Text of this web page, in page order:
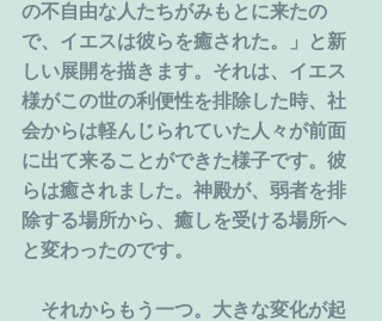
の不自由な人たちがみもとに来たの
で、イエスは彼らを癒された。」と新
しい展開を描きます。それは、イエス
様がこの世の利便性を排除した時、社
会からは軽んじられていた人々が前面
に出て来ることができた様子です。彼
らは癒されました。神殿が、弱者を排
除する場所から、癒しを受ける場所へ
と変わったのです。
それからもう一つ。大きな変化が起